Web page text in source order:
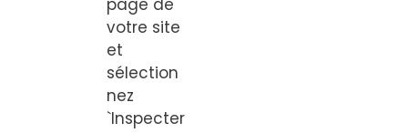
page de
votre site
et
sélection
nez
`Inspecter